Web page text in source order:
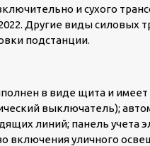
и сухого
Другие виды силовых
подстанции.
в виде щита и
выключатель);
линий; панель учета
включения уличного